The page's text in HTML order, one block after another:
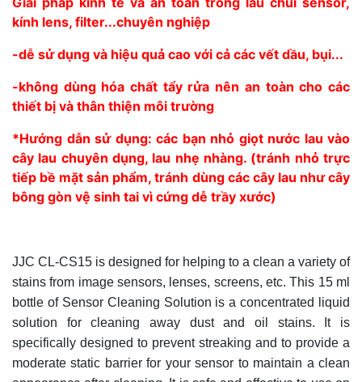
kính lens, filter...chuyên nghiệp
-dễ sử dụng và hiệu quả cao với cả các vết dầu, bụi...
-không dùng hóa chất tẩy rửa nên an toàn cho các
thiết bị và thân thiện môi trường
*Hướng dẫn sử dụng: các bạn nhỏ giọt nước lau vào
cây lau chuyên dụng, lau nhẹ nhàng. (tránh nhỏ trực
tiếp bề mặt sản phẩm, tránh dùng các cây lau như cây
bông gòn vệ sinh tai vì cứng dễ trầy xước)
JJC CL-CS15 is designed for helping to a clean a variety of
stains from image sensors, lenses, screens, etc. This 15 ml
bottle of Sensor Cleaning Solution is a concentrated liquid
solution for cleaning away dust and oil stains. It is
specifically designed to prevent streaking and to provide a
moderate static barrier for your sensor to maintain a clean